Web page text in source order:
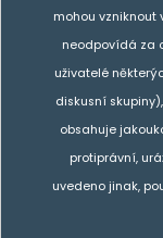
mohou vzniknout
neodpovídá za
uživatelé
diskusní
obsahuje
protiprávní,
uvedeno jinak,